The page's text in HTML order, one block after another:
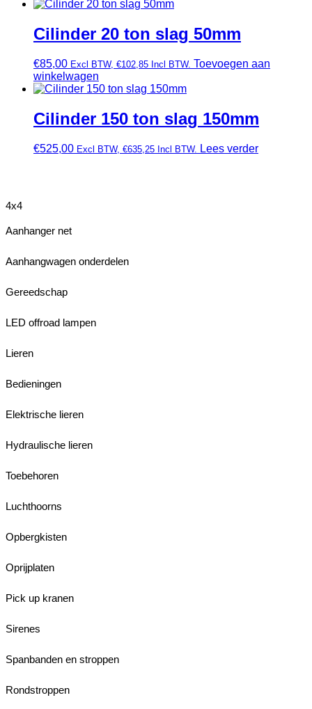
Cilinder 20 ton slag 50mm
€85,00 Excl BTW, €102,85 Incl BTW. Toevoegen aan
winkelwagen
Cilinder 150 ton slag 150mm
€525,00 Excl BTW, €635,25 Incl BTW. Lees verder
4x4
Aanhanger net
Aanhangwagen onderdelen
Gereedschap
LED offroad lampen
Lieren
Bedieningen
Elektrische lieren
Hydraulische lieren
Toebehoren
Luchthoorns
Opbergkisten
Oprijplaten
Pick up kranen
Sirenes
Spanbanden en stroppen
Rondstroppen